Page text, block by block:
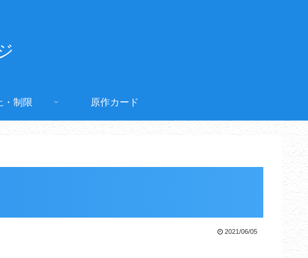
・制限 原作カード
2021/06/05